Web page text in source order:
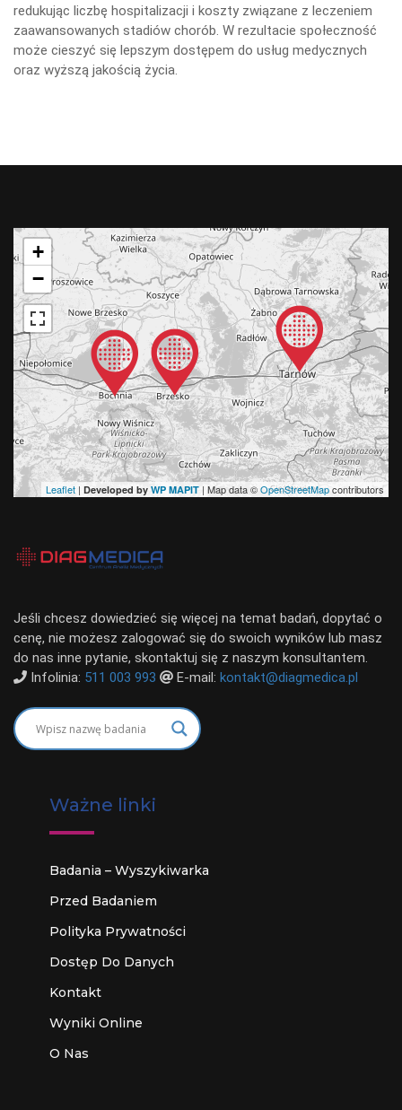
redukując liczbę hospitalizacji i koszty związane z leczeniem
zaawansowanych stadiów chorób. W rezultacie społeczność
może cieszyć się lepszym dostępem do usług medycznych
oraz wyższą jakością życia.
+
−
Leaflet | Developed by WP MAPIT | Map data ©OpenStreetMapcontributors
Jeśli chcesz dowiedzieć się więcej na temat badań, dopytać o
cenę, nie możesz zalogować się do swoich wyników lub masz
do nas inne pytanie, skontaktuj się z naszym konsultantem.
Infolinia: 511 003 993 E-mail: kontakt@diagmedica.pl
Ważne linki
Badania – Wyszykiwarka
Przed Badaniem
Polityka Prywatności
Dostęp Do Danych
Kontakt
Wyniki Online
O Nas